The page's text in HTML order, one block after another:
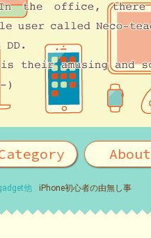
About
他 iPhone初心者の由無し事